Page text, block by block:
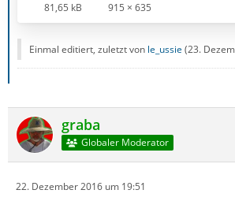
81,65 kB 915 × 635
Einmal editiert, zuletzt von le_ussie (23.
graba
Globaler Moderator
22. Dezember 2016 um 19:51